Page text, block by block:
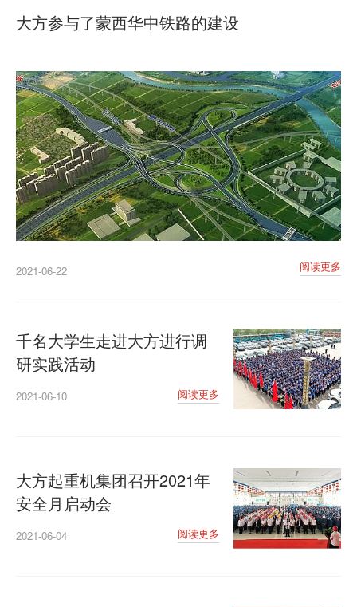
大方参与了蒙西华中铁路的建设
2021-06-22 阅读更多
千名大学生走进大方进行调
研实践活动
2021-06-10 阅读更多
大方起重机集团召开2021年
安全月启动会
2021-06-04 阅读更多